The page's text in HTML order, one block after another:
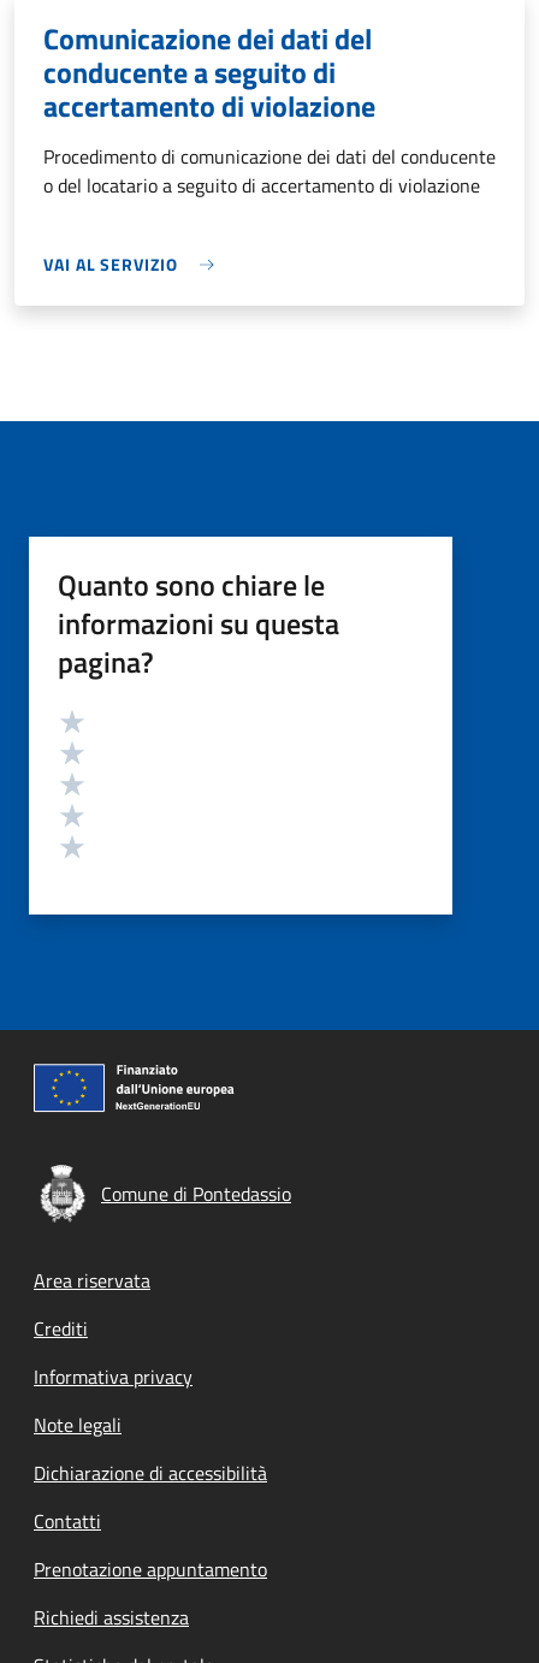
Comunicazione dei dati del
conducente a seguito di
accertamento di violazione
Procedimento di comunicazione dei dati del conducente
o del locatario a seguito di accertamento di violazione
VAI AL SERVIZIO
Quanto sono chiare le
informazioni su questa
pagina?
Valutazione
Comune di Pontedassio
Footer menu
Area riservata
Crediti
Informativa privacy
Note legali
Dichiarazione di accessibilità
Contatti
Prenotazione appuntamento
Richiedi assistenza